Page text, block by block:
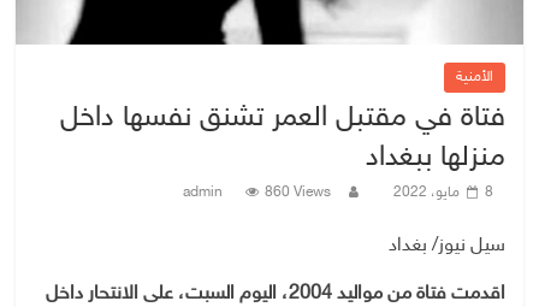
الأمنية
فتاة في مقتبل العمر تشنق نفسها داخل
منزلها ببغداد
8 مايو، 2022 admin 860 Views
سيل نيوز/ بغداد
اقدمت فتاة من مواليد 2004، اليوم السبت، على الانتحار داخل